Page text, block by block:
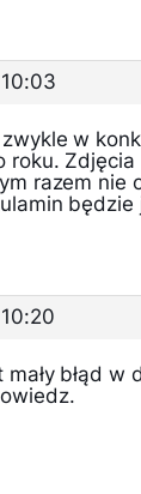
w
roku.
razem nie
mały błąd